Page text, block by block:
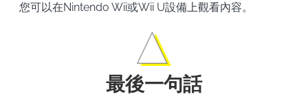
您可以在Nintendo Wii或Wii U設備上觀看內容。
最後一句話